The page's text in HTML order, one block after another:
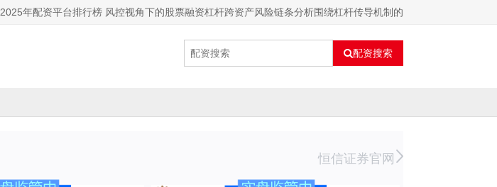
2025年配资平台排行榜 风控视角下的股票融资杠杆跨资产风险链条分析围绕杠杆传导机制的
配资搜索
恒信证券官网